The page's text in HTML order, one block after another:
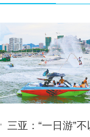
三亚：“一日游”